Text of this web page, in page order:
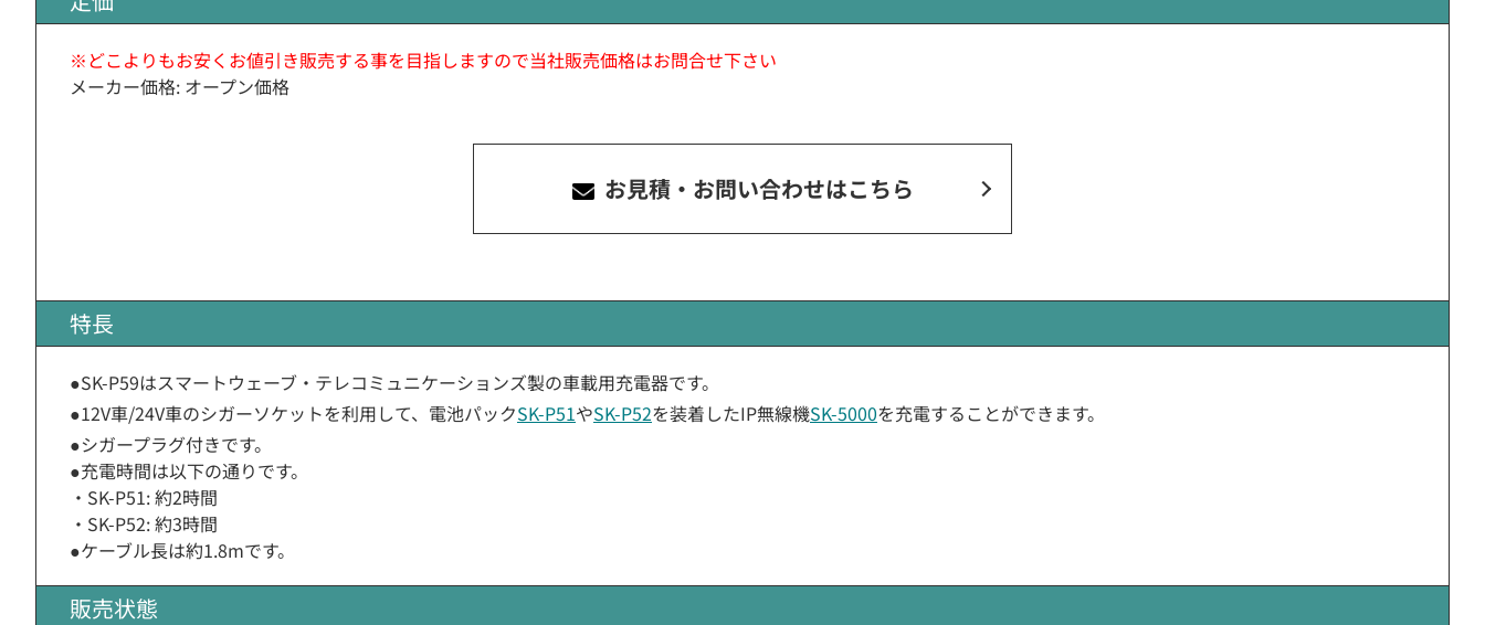
※どこよりもお安くお値引き販売する事を目指しますので当社販売価格はお問合せ下さい
メーカー価格: オープン価格
お見積・お問い合わせはこちら
特長
●SK-P59はスマートウェーブ・テレコミュニケーションズ製の車載用充電器です。
●12V車/24V車のシガーソケットを利用して、電池パックSK-P51やSK-P52を装着したIP無線機SK-5000を充電することができます。
●シガープラグ付きです。
●充電時間は以下の通りです。
・SK-P51: 約2時間
・SK-P52: 約3時間
●ケーブル長は約1.8mです。
販売状態